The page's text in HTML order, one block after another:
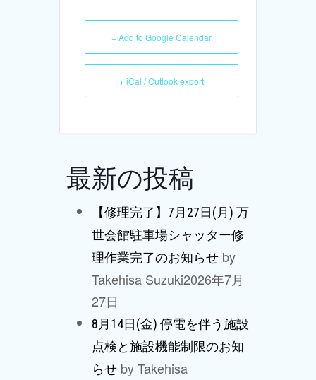
+ Add to Google Calendar
+ iCal / Outlook export
最新の投稿
【修理完了】7月27日(月) 万
世会館駐車場シャッター修
理作業完了のお知らせ by
Takehisa Suzuki2026年7月
27日
8月14日(金) 停電を伴う施設
点検と施設機能制限のお知
らせ by Takehisa